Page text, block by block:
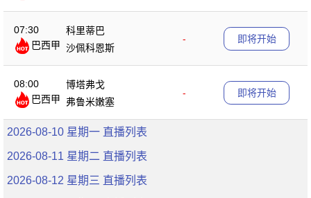
07:30
巴西甲
科里蒂巴
-
沙佩科恩斯
即将开始
08:00
巴西甲
博塔弗戈
-
弗鲁米嫩塞
即将开始
2026-08-10 星期一 直播列表
2026-08-11 星期二 直播列表
2026-08-12 星期三 直播列表